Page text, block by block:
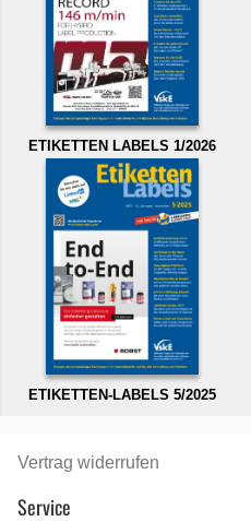
ETIKETTEN LABELS 1/2026
ETIKETTEN-LABELS 5/2025
Vertrag widerrufen
Service